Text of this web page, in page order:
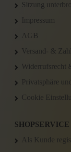
Sitzung
Impressum
AGB
Versand- &
Widerrufsrecht
Privatsphäre
Cookie
SHOPSERVICE
Als Kunde